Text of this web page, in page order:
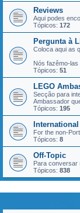
Reviews
Aqui podes
Tópicos: 172
Pergunta à
Coloca aqui as
Nós fazêmo-las
Tópicos: 51
LEGO
Secção para
Ambassador
Tópicos: 195
International
For the non-
Tópicos: 8
Off-Topic
Para conversar
Tópicos: 838